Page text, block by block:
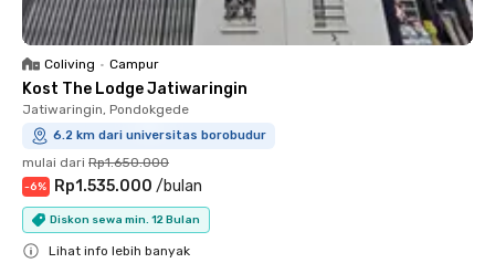
Coliving • Campur
Kost The Lodge Jatiwaringin
Jatiwaringin, Pondokgede
6.2 km dari universitas borobudur
mulai dari Rp1.650.000
-6% Rp1.535.000 /bulan
Diskon sewa min. 12 Bulan
Lihat info lebih banyak